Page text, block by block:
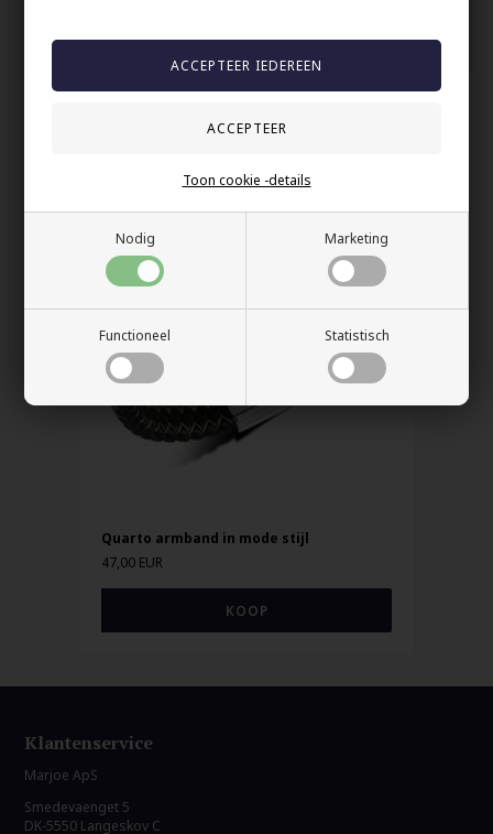
Nodig Marketing
Functioneel Statistisch
Toon cookie -details
Anderen gekocht hebben ook
Quarto armband in mode stijl
47,00 EUR
Klantenservice
Marjoe ApS
Smedevaenget 5
DK-5550 Langeskov C